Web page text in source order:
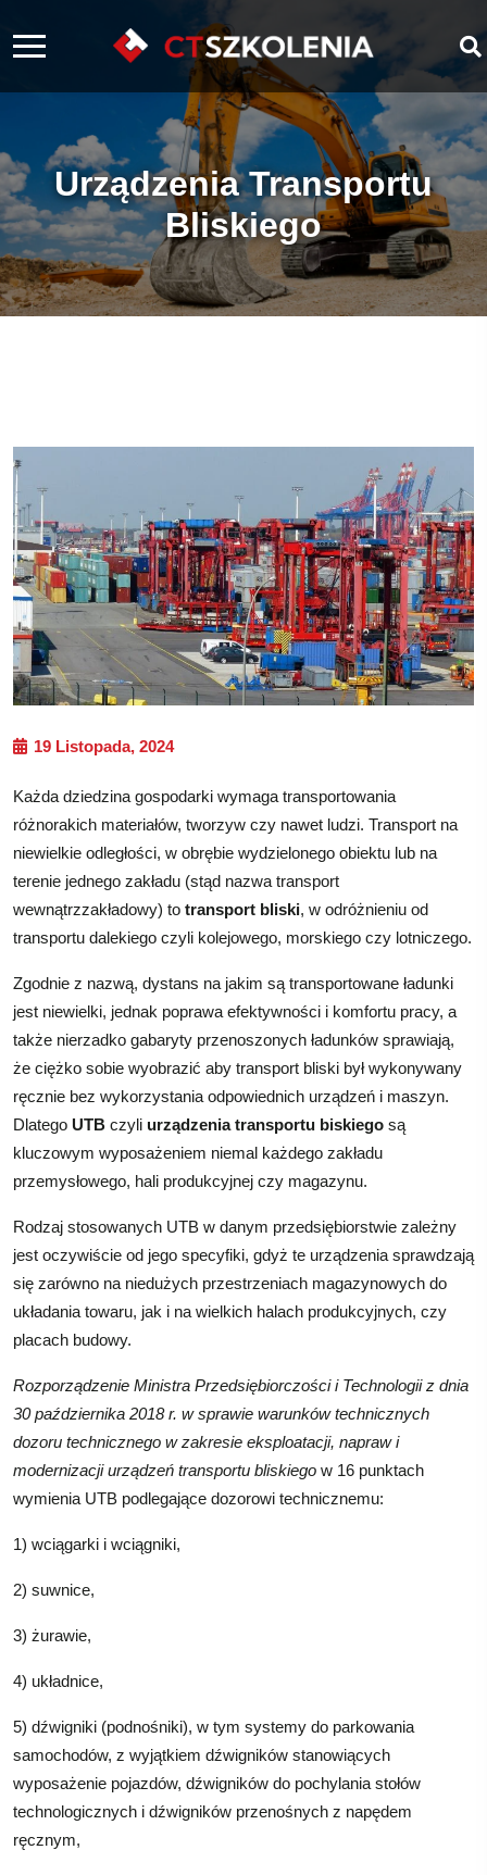
Urządzenia Transportu
Bliskiego
19 Listopada, 2024
Każda dziedzina gospodarki wymaga transportowania
różnorakich materiałów, tworzyw czy nawet ludzi. Transport na
niewielkie odległości, w obrębie wydzielonego obiektu lub na
terenie jednego zakładu (stąd nazwa transport
wewnątrzzakładowy) to transport bliski, w odróżnieniu od
transportu dalekiego czyli kolejowego, morskiego czy lotniczego.
Zgodnie z nazwą, dystans na jakim są transportowane ładunki
jest niewielki, jednak poprawa efektywności i komfortu pracy, a
także nierzadko gabaryty przenoszonych ładunków sprawiają,
że ciężko sobie wyobrazić aby transport bliski był wykonywany
ręcznie bez wykorzystania odpowiednich urządzeń i maszyn.
Dlatego UTB czyli urządzenia transportu biskiego są
kluczowym wyposażeniem niemal każdego zakładu
przemysłowego, hali produkcyjnej czy magazynu.
Rodzaj stosowanych UTB w danym przedsiębiorstwie zależny
jest oczywiście od jego specyfiki, gdyż te urządzenia sprawdzają
się zarówno na niedużych przestrzeniach magazynowych do
układania towaru, jak i na wielkich halach produkcyjnych, czy
placach budowy.
Rozporządzenie Ministra Przedsiębiorczości i Technologii z dnia
30 października 2018 r. w sprawie warunków technicznych
dozoru technicznego w zakresie eksploatacji, napraw i
modernizacji urządzeń transportu bliskiego w 16 punktach
wymienia UTB podlegające dozorowi technicznemu:
1) wciągarki i wciągniki,
2) suwnice,
3) żurawie,
4) układnice,
5) dźwigniki (podnośniki), w tym systemy do parkowania
samochodów, z wyjątkiem dźwigników stanowiących
wyposażenie pojazdów, dźwigników do pochylania stołów
technologicznych i dźwigników przenośnych z napędem
ręcznym,